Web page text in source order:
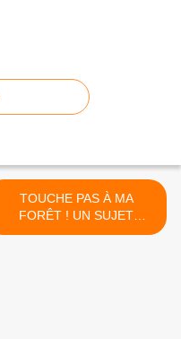
TOUCHE PAS À MA
FORÊT ! UN SUJET
BRÛLANT ! >